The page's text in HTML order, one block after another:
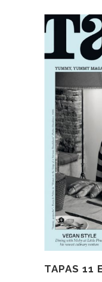
TAPAS 11